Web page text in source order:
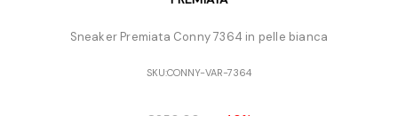
Sneaker Premiata Conny 7364 in pelle bianca
SKU:CONNY-VAR-7364